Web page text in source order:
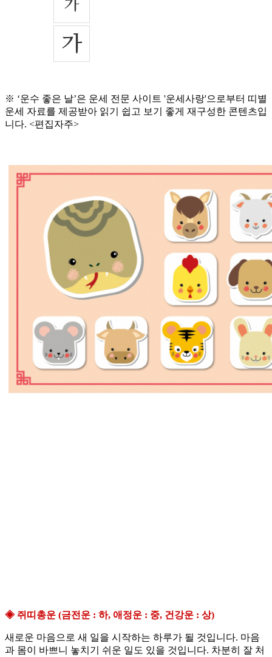
※ ‘운수 좋은 날’은 운세 전문 사이트 '운세사랑'으로부터 띠별
운세 자료를 제공받아 읽기 쉽고 보기 좋게 재구성한 콘텐츠입
니다. <편집자주>
◈ 쥐띠총운 (금전운 : 하, 애정운 : 중, 건강운 : 상)
새로운 마음으로 새 일을 시작하는 하루가 될 것입니다. 마음
과 몸이 바쁘니 놓치기 쉬운 일도 있을 것입니다. 차분히 잘 처